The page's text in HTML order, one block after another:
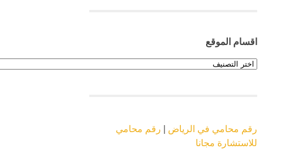
اقسام الموقع
اقسام
الموقع
رقم محامي في الرياض
رقم محامي
للاستشارة مجانا